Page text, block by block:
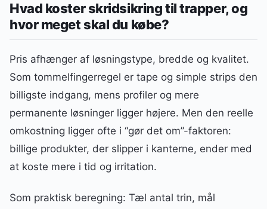
Hvad koster skridsikring til trapper, og
hvor meget skal du købe?
Pris afhænger af løsningstype, bredde og kvalitet.
Som tommelfingerregel er tape og simple strips den
billigste indgang, mens profiler og mere
permanente løsninger ligger højere. Men den reelle
omkostning ligger ofte i “gør det om”-faktoren:
billige produkter, der slipper i kanterne, ender med
at koste mere i tid og irritation.
Som praktisk beregning: Tæl antal trin, mål